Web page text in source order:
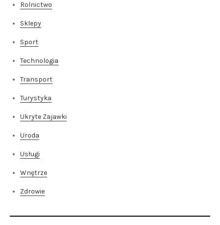
Rolnictwo
Sklepy
Sport
Technologia
Transport
Turystyka
Ukryte Zajawki
Uroda
Usługi
Wnętrze
Zdrowie